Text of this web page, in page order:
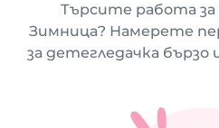
Търсите работа за
Зимница? Намерете
за детегледачка бързо